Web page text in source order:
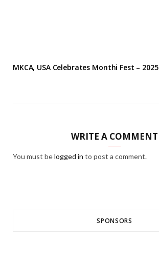
MKCA, USA Celebrates Monthi Fest – 2025
WRITE A COMMENT
You must belogged in to post a comment.
SPONSORS